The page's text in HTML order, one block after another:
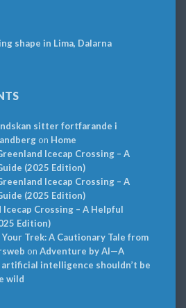
shape in Lima, Dalarna
sitter fortfarande i
on Home
Icecap Crossing – A
(2025 Edition)
Icecap Crossing – A
(2025 Edition)
Icecap Crossing – A Helpful
Edition)
Trek: A Cautionary Tale from
on Adventure by AI—A
artificial intelligence shouldn’t be
wild